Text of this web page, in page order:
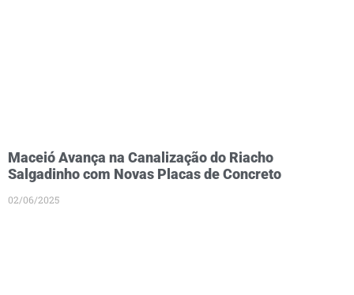
Maceió Avança na Canalização do Riacho
Salgadinho com Novas Placas de Concreto
02/06/2025